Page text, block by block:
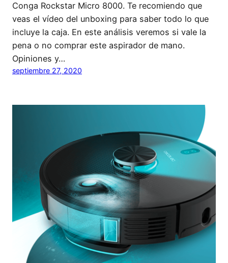
Conga Rockstar Micro 8000. Te recomiendo que
veas el vídeo del unboxing para saber todo lo que
incluye la caja. En este análisis veremos si vale la
pena o no comprar este aspirador de mano.
Opiniones y…
septiembre 27, 2020